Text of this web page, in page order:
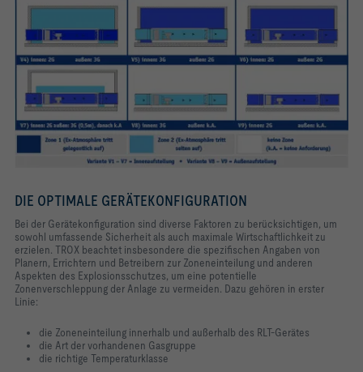
DIE OPTIMALE GERÄTEKONFIGURATION
Bei der Gerätekonfiguration sind diverse Faktoren zu berücksichtigen, um
sowohl umfassende Sicherheit als auch maximale Wirtschaftlichkeit zu
erzielen. TROX beachtet insbesondere die spezifischen Angaben von
Planern, Errichtern und Betreibern zur Zoneneinteilung und anderen
Aspekten des Explosionsschutzes, um eine potentielle
Zonenverschleppung der Anlage zu vermeiden. Dazu gehören in erster
Linie:
die Zoneneinteilung innerhalb und außerhalb des RLT-Gerätes
die Art der vorhandenen Gasgruppe
die richtige Temperaturklasse